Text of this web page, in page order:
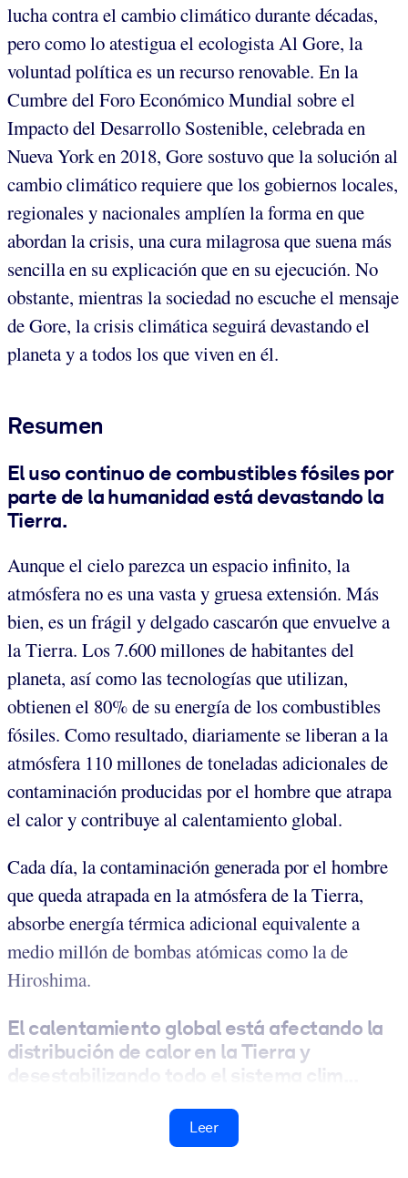
lucha contra el cambio climático durante décadas,
pero como lo atestigua el ecologista Al Gore, la
voluntad política es un recurso renovable. En la
Cumbre del Foro Económico Mundial sobre el
Impacto del Desarrollo Sostenible, celebrada en
Nueva York en 2018, Gore sostuvo que la solución al
cambio climático requiere que los gobiernos locales,
regionales y nacionales amplíen la forma en que
abordan la crisis, una cura milagrosa que suena más
sencilla en su explicación que en su ejecución. No
obstante, mientras la sociedad no escuche el mensaje
de Gore, la crisis climática seguirá devastando el
planeta y a todos los que viven en él.
Resumen
El uso continuo de combustibles fósiles por
parte de la humanidad está devastando la
Tierra.
Aunque el cielo parezca un espacio infinito, la
atmósfera no es una vasta y gruesa extensión. Más
bien, es un frágil y delgado cascarón que envuelve a
la Tierra. Los 7.600 millones de habitantes del
planeta, así como las tecnologías que utilizan,
obtienen el 80% de su energía de los combustibles
fósiles. Como resultado, diariamente se liberan a la
atmósfera 110 millones de toneladas adicionales de
contaminación producidas por el hombre que atrapa
el calor y contribuye al calentamiento global.
Cada día, la contaminación generada por el hombre
que queda atrapada en la atmósfera de la Tierra,
absorbe energía térmica adicional equivalente a
medio millón de bombas atómicas como la de
Hiroshima.
El calentamiento global está afectando la
distribución de calor en la Tierra y
desestabilizando todo el sistema clim...
Leer